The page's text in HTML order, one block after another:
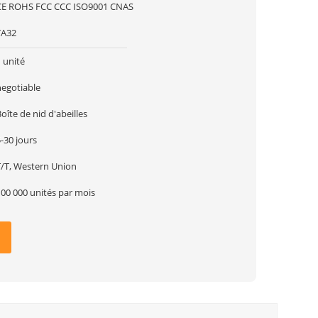
ROHS FCC CCC ISO9001 CNAS
unité
de nid d'abeilles
30 jours
T, Western Union
000 unités par mois